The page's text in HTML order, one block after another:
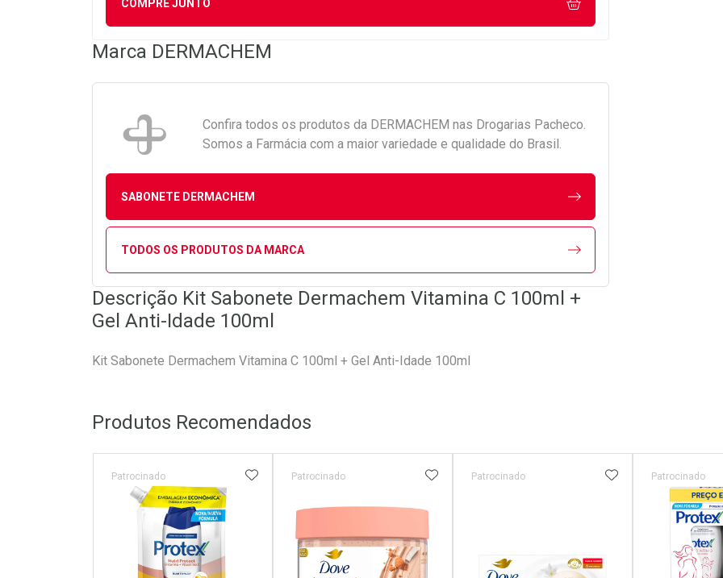
COMPRE JUNTO
Marca DERMACHEM
Confira todos os produtos da DERMACHEM nas Drogarias Pacheco.
Somos a Farmácia com a maior variedade e qualidade do Brasil.
SABONETE DERMACHEM
TODOS OS PRODUTOS DA MARCA
Descrição Kit Sabonete Dermachem Vitamina C 100ml +
Gel Anti-Idade 100ml
Kit Sabonete Dermachem Vitamina C 100ml + Gel Anti-Idade 100ml
Produtos Recomendados
Patrocinado ADICIONAR AOS FAVORITOS
Patrocinado ADICIONAR AOS FAVORITOS
Patrocinado ADICIONAR AOS
Patrocinado